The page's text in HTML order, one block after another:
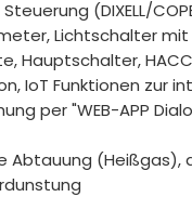
(DIXELL/
Lichtschalter mit
Hauptschalter,
IoT Funktionen zur
per "WEB-APP
Abtauung (Heißgas),